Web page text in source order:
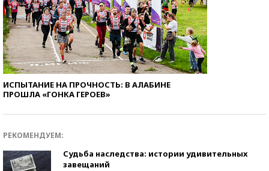
ИСПЫТАНИЕ НА ПРОЧНОСТЬ: В АЛАБИНЕ
ПРОШЛА «ГОНКА ГЕРОЕВ»
РЕКОМЕНДУЕМ:
Судьба наследства: истории удивительных
завещаний